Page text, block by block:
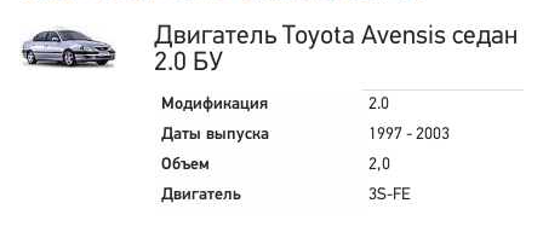
Двигатель Toyota Avensis седан
2.0 БУ
Модификация
2.0
Даты выпуска
1997 - 2003
Объем
2,0
Двигатель
3S-FE